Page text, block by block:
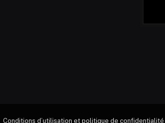
Conditions d’utilisation et politique de confidentialité